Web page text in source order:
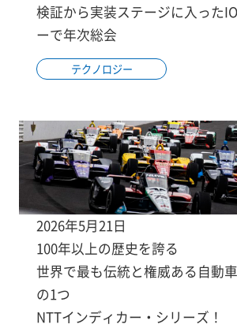
検証から実装ステージに入った
ーで年次総会
テクノロジー
2026年5月21日
100年以上の歴史を誇る
世界で最も伝統と権威ある自動
の1つ
NTTインディカー・シリーズ！